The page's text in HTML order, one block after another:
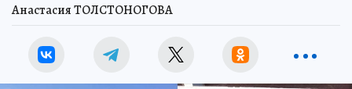
Анастасия ТОЛСТОНОГОВА